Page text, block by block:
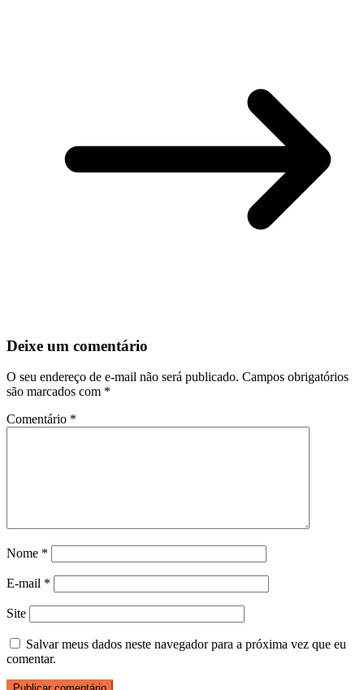
Deixe um comentário
O seu endereço de e-mail não será publicado. Campos obrigatórios
são marcados com *
Comentário *
Nome *
E-mail *
Site
Salvar meus dados neste navegador para a próxima vez que eu
comentar.